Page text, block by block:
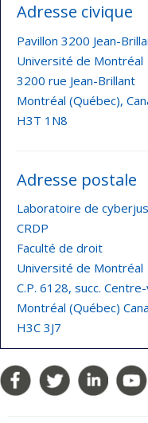
Adresse civique
Pavillon 3200 Jean-
Université de Montréal
3200 rue Jean-Brillant
Montréal (Québec),
H3T 1N8
Adresse postale
Laboratoire de
CRDP
Faculté de droit
Université de Montréal
C.P. 6128, succ.
Montréal (Québec)
H3C 3J7